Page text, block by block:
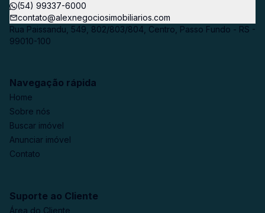
(54) 99337-6000
contato@alexnegociosimobiliarios.com
Rua Paissandu, 549, 802/803/804, Centro, Passo Fundo - RS -
99010-100
Navegação rápida
Home
Sobre nós
Buscar imóvel
Anunciar imóvel
Contato
Suporte ao Cliente
Área do Cliente